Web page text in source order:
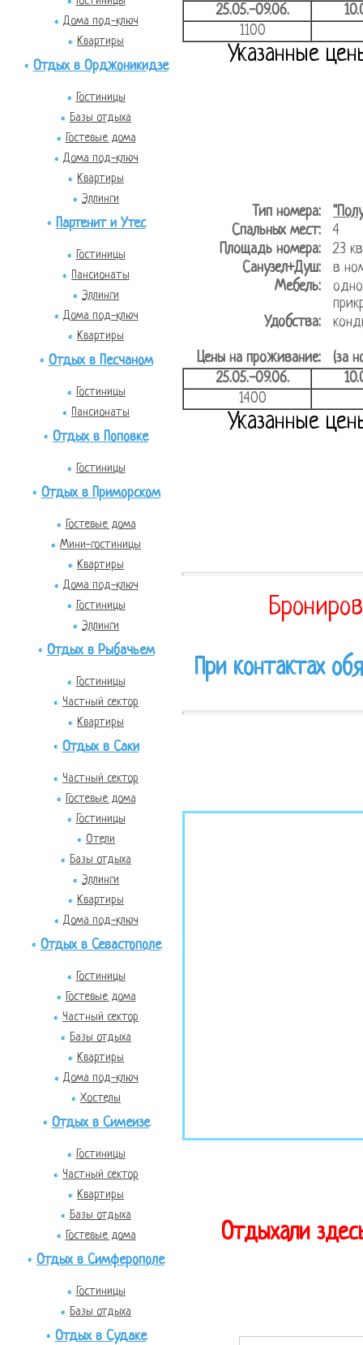
Дома под-ключ
Квартиры
Отдых в Орджоникидзе
Гостиницы
Базы отдыха
Гостевые дома
Дома под-ключ
Квартиры
Эллинги
Партенит и Утес
Гостиницы
Пансионаты
Эллинги
Дома под-ключ
Квартиры
Отдых в Песчаном
Гостиницы
Пансионаты
Отдых в Поповке
Гостиницы
Отдых в Приморском
Гостевые дома
Мини-гостиницы
Квартиры
Дома под-ключ
Гостиницы
Эллинги
Отдых в Рыбачьем
Гостиницы
Частный сектор
Квартиры
Отдых в Саки
Частный сектор
Гостевые дома
Гостиницы
Отели
Базы отдыха
Эллинги
Квартиры
Дома под-ключ
Отдых в Севастополе
Гостиницы
Гостевые дома
Частный сектор
Базы отдыха
Квартиры
Дома под-ключ
Хостелы
Отдых в Симеизе
Гостиницы
Частный сектор
Квартиры
Базы отдыха
Гостевые дома
Отдых в Симферополе
Гостиницы
Базы отдыха
Отдых в Судаке
25.05.-09.06.
1100
Указанные
Тип номера:
Спальных мест:
4
Площадь номера:
23
Санузел+Душ:
в
Мебель:
Удобства:
Цены на проживание:
(за
25.05.-09.06.
1400
Указанные
При контактах
Отдыхали